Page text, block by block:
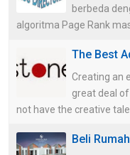
berbeda
algoritma Page Rank
The Best
Creating an
great deal
not have the creative
Beli